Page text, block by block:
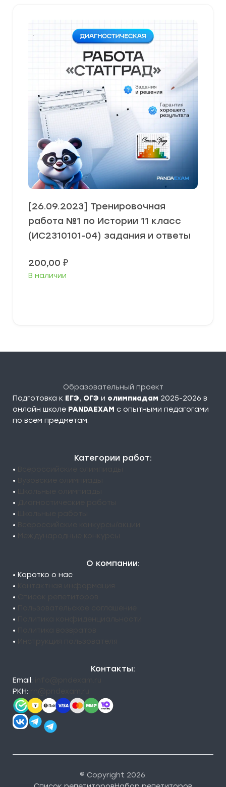
[26.09.2023] Тренировочная
работа №1 по Истории 11 класс
(ИС2310101-04) задания и ответы
200,00 ₽
В наличии
Образовательный проект
Подготовка к ЕГЭ, ОГЭ и олимпиадам 2025-2026 в
онлайн школе PANDAEXAM c опытными педагогами
по всем предметам.
Категории работ:
•
•
•
•
•
•
•
О компании:
• Коротко о нас
•
•
•
•
•
•
Контакты:
Email:
РКН:
© Copyright 2026.